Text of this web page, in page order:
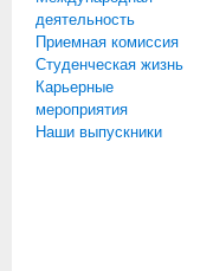
деятельность
Приемная комиссия
Студенческая жизнь
Карьерные
мероприятия
Наши выпускники